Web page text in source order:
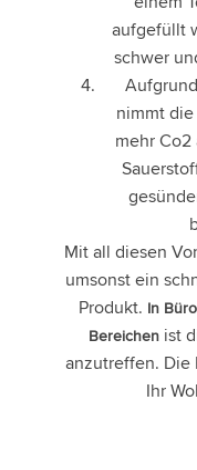
aufgefüllt
schwer
nimmt
mehr
Mit all diesen
umsonst ein
Produkt. In
Bereichenist
anzutreffen. Die
Ihr